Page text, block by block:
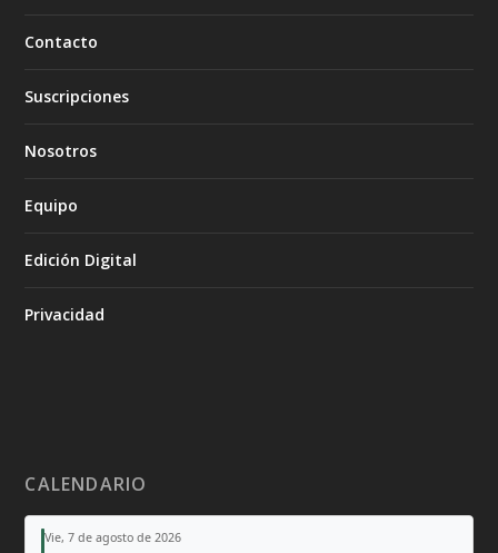
Contacto
Suscripciones
Nosotros
Equipo
Edición Digital
Privacidad
CALENDARIO
Vie, 7 de agosto de 2026